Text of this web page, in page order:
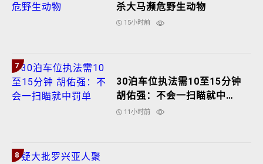
杀大马濒危野生动物
15小时前
7
30泊车位执法需10至15分钟
胡佑强：不会一扫瞄就中罚
单11小时前
8